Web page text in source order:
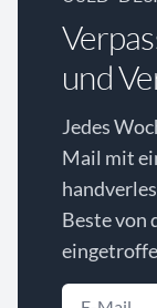
und
Jedes
Mail mit
Beste von